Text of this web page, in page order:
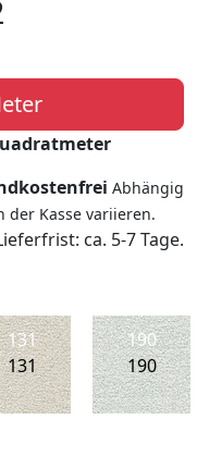
Abhängig
der Kasse variieren.
ca. 5-7 Tage.
131
131
190
190